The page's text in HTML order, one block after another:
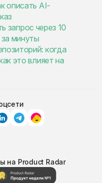
описать AI-
запрос через 10
минуты
когда
это влияет на
на Product Radar